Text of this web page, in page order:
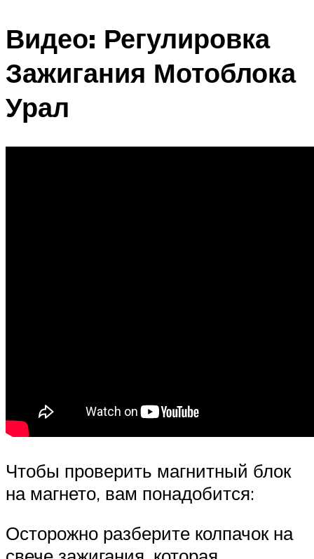
Видео: Регулировка
Зажигания Мотоблока
Урал
Чтобы проверить магнитный блок
на магнето, вам понадобится:
Осторожно разберите колпачок на